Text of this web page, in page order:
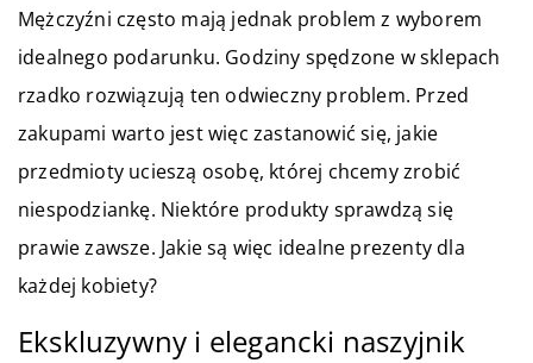
Mężczyźni często mają jednak problem z wyborem
idealnego podarunku. Godziny spędzone w sklepach
rzadko rozwiązują ten odwieczny problem. Przed
zakupami warto jest więc zastanowić się, jakie
przedmioty ucieszą osobę, której chcemy zrobić
niespodziankę. Niektóre produkty sprawdzą się
prawie zawsze. Jakie są więc idealne prezenty dla
każdej kobiety?
Ekskluzywny i elegancki naszyjnik